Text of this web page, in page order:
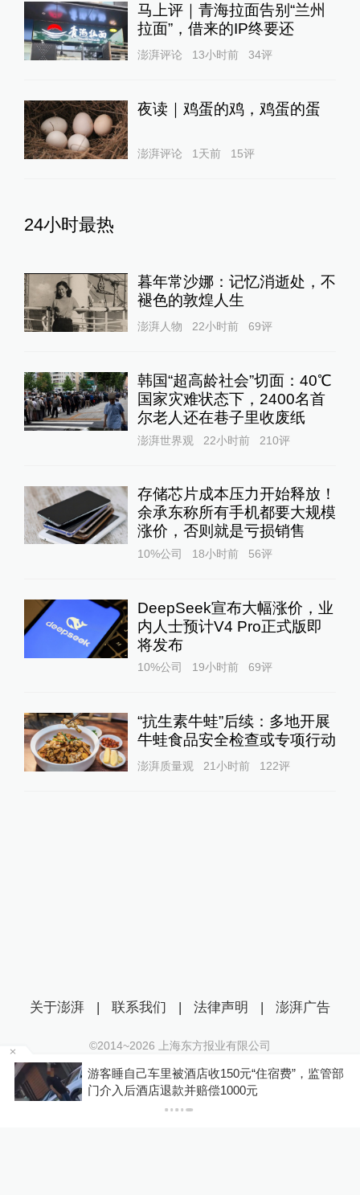
马上评｜青海拉面告别“兰州
拉面”，借来的IP终要还
澎湃评论 13小时前 34评
夜读｜鸡蛋的鸡，鸡蛋的蛋
澎湃评论 1天前 15评
24小时最热
暮年常沙娜：记忆消逝处，不
褪色的敦煌人生
澎湃人物 22小时前 69评
韩国“超高龄社会”切面：40℃
国家灾难状态下，2400名首
尔老人还在巷子里收废纸
澎湃世界观 22小时前 210评
存储芯片成本压力开始释放！
余承东称所有手机都要大规模
涨价，否则就是亏损销售
10%公司 18小时前 56评
DeepSeek宣布大幅涨价，业
内人士预计V4 Pro正式版即
将发布
10%公司 19小时前 69评
“抗生素牛蛙”后续：多地开展
牛蛙食品安全检查或专项行动
澎湃质量观 21小时前 122评
游客睡自己车里被酒店收150元“住宿费”，监管部
门介入后酒店退款并赔偿1000元
关于澎湃 | 联系我们 | 法律声明 | 澎湃广告
©2014~2026 上海东方报业有限公司
沪ICP证：沪B2-20170116 | 沪ICP备14003370号
互联网新闻信息服务许可证：31120170006
沪公网安备 31010602000299号